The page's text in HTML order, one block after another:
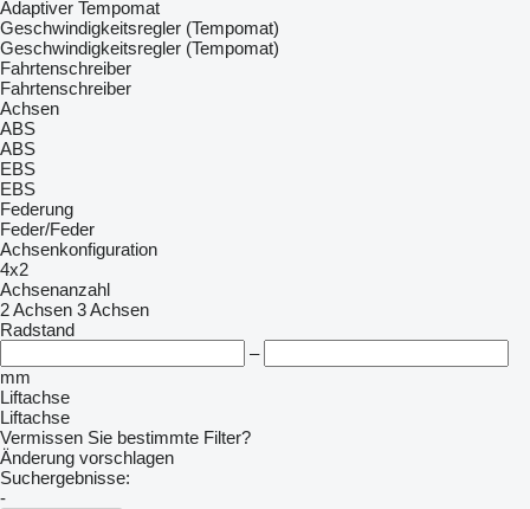
Adaptiver Tempomat
Geschwindigkeitsregler (Tempomat)
Geschwindigkeitsregler (Tempomat)
Fahrtenschreiber
Fahrtenschreiber
Achsen
ABS
ABS
EBS
EBS
Federung
Feder/Feder
Achsenkonfiguration
4x2
Achsenanzahl
2 Achsen 3 Achsen
Radstand
–
mm
Liftachse
Liftachse
Vermissen Sie bestimmte Filter?
Änderung vorschlagen
Suchergebnisse:
-